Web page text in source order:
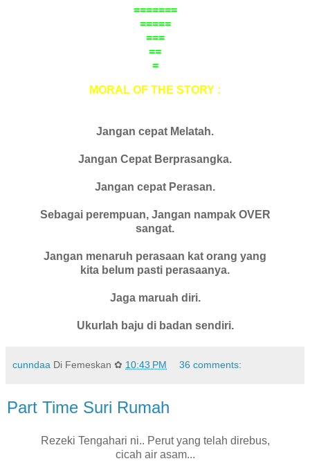
=======
=====
===
==
=
MORAL OF THE STORY :
Jangan cepat Melatah.
Jangan Cepat Berprasangka.
Jangan cepat Perasan.
Sebagai perempuan, Jangan nampak OVER
sangat.
Jangan menaruh perasaan kat orang yang
kita belum pasti perasaanya.
Jaga maruah diri.
Ukurlah baju di badan sendiri.
cunndaa Di Femeskan ✿ 10:43 PM 36 comments:
Part Time Suri Rumah
Rezeki Tengahari ni.. Perut yang telah direbus,
cicah air asam...